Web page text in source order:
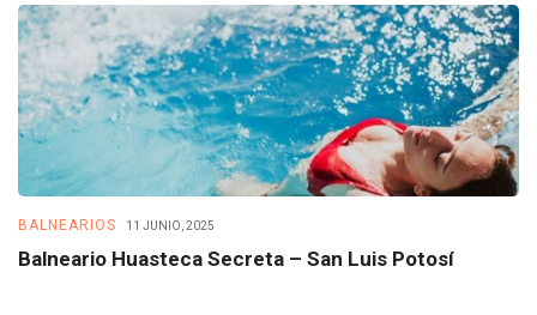
BALNEARIOS 11 JUNIO, 2025
Balneario Huasteca Secreta – San Luis Potosí